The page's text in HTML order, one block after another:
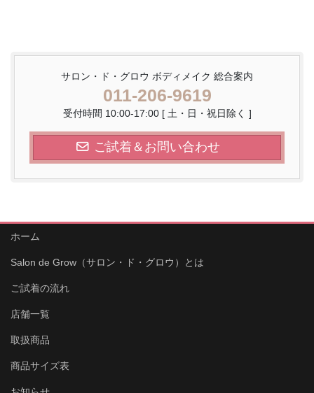
サロン・ド・グロウ ボディメイク 総合案内
011-206-9619
受付時間 10:00-17:00 [ 土・日・祝日除く ]
ご試着＆お問い合わせ
ホーム
Salon de Grow（サロン・ド・グロウ）とは
ご試着の流れ
店舗一覧
取扱商品
商品サイズ表